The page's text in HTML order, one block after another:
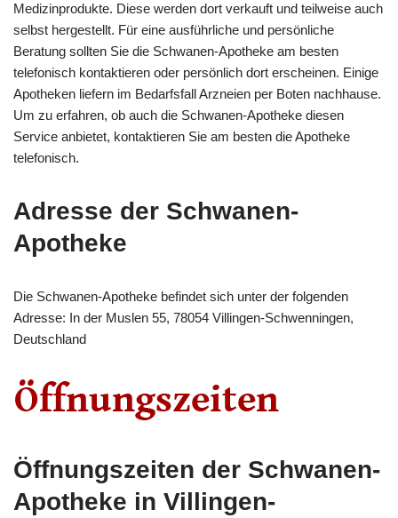
Medizinprodukte. Diese werden dort verkauft und teilweise auch
selbst hergestellt. Für eine ausführliche und persönliche
Beratung sollten Sie die Schwanen-Apotheke am besten
telefonisch kontaktieren oder persönlich dort erscheinen. Einige
Apotheken liefern im Bedarfs­fall Arzneien per Boten nachhause.
Um zu erfahren, ob auch die Schwanen-Apotheke diesen
Service anbietet, kontaktieren Sie am besten die Apotheke
telefonisch.
Adresse der Schwanen-
Apotheke
Die Schwanen-Apotheke befindet sich unter der folgenden
Adresse: In der Muslen 55, 78054 Villingen-Schwenningen,
Deutschland
Öffnungszeiten der Schwanen-
Apotheke in Villingen-